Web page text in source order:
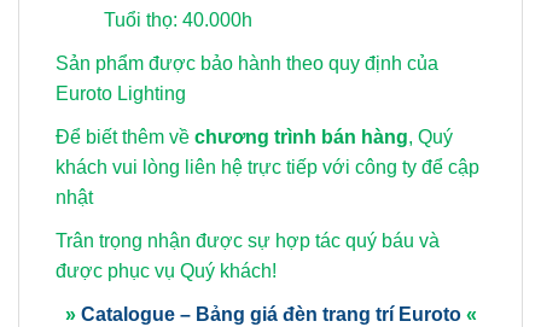
Tuổi thọ: 40.000h
Sản phẩm được bảo hành theo quy định của
Euroto Lighting
Để biết thêm về chương trình bán hàng, Quý
khách vui lòng liên hệ trực tiếp với công ty để cập
nhật
Trân trọng nhận được sự hợp tác quý báu và
được phục vụ Quý khách!
» Catalogue – Bảng giá đèn trang trí Euroto «